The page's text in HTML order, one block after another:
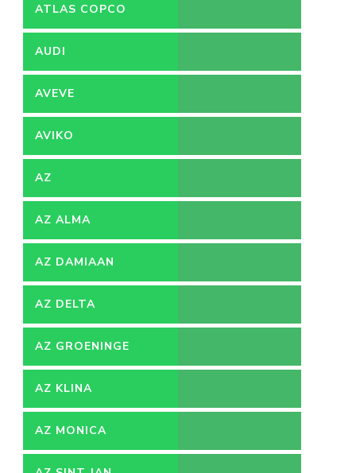
ATLAS COPCO
AUDI
AVEVE
AVIKO
AZ
AZ ALMA
AZ DAMIAAN
AZ DELTA
AZ GROENINGE
AZ KLINA
AZ MONICA